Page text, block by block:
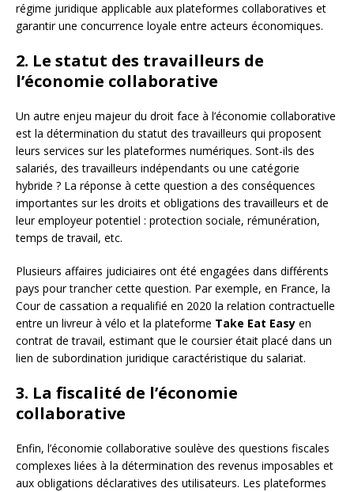
régime juridique applicable aux plateformes collaboratives et
garantir une concurrence loyale entre acteurs économiques.
2. Le statut des travailleurs de
l’économie collaborative
Un autre enjeu majeur du droit face à l’économie collaborative
est la détermination du statut des travailleurs qui proposent
leurs services sur les plateformes numériques. Sont-ils des
salariés, des travailleurs indépendants ou une catégorie
hybride ? La réponse à cette question a des conséquences
importantes sur les droits et obligations des travailleurs et de
leur employeur potentiel : protection sociale, rémunération,
temps de travail, etc.
Plusieurs affaires judiciaires ont été engagées dans différents
pays pour trancher cette question. Par exemple, en France, la
Cour de cassation a requalifié en 2020 la relation contractuelle
entre un livreur à vélo et la plateforme Take Eat Easy en
contrat de travail, estimant que le coursier était placé dans un
lien de subordination juridique caractéristique du salariat.
3. La fiscalité de l’économie
collaborative
Enfin, l’économie collaborative soulève des questions fiscales
complexes liées à la détermination des revenus imposables et
aux obligations déclaratives des utilisateurs. Les plateformes